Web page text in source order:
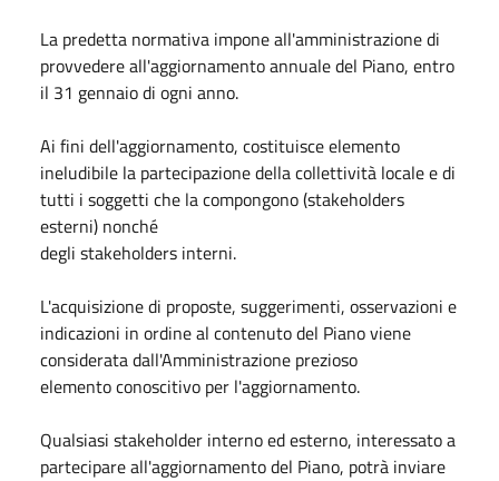
La predetta normativa impone all'amministrazione di
provvedere all'aggiornamento annuale del Piano, entro
il 31 gennaio di ogni anno.
Ai fini dell'aggiornamento, costituisce elemento
ineludibile la partecipazione della collettività locale e di
tutti i soggetti che la compongono (stakeholders
esterni) nonché
degli stakeholders interni.
L'acquisizione di proposte, suggerimenti, osservazioni e
indicazioni in ordine al contenuto del Piano viene
considerata dall'Amministrazione prezioso
elemento conoscitivo per l'aggiornamento.
Qualsiasi stakeholder interno ed esterno, interessato a
partecipare all'aggiornamento del Piano, potrà inviare